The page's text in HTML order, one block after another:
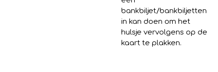
bankbiljet/bankbiljetten
in kan doen om het
hulsje vervolgens op de
kaart te plakken.